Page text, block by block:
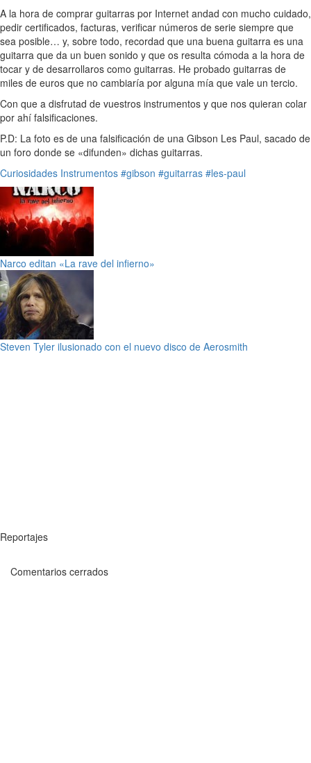
A la hora de comprar guitarras por Internet andad con mucho cuidado,
pedir certificados, facturas, verificar números de serie siempre que
sea posible… y, sobre todo, recordad que una buena guitarra es una
guitarra que da un buen sonido y que os resulta cómoda a la hora de
tocar y de desarrollaros como guitarras. He probado guitarras de
miles de euros que no cambiaría por alguna mía que vale un tercio.
Con que a disfrutad de vuestros instrumentos y que nos quieran colar
por ahí falsificaciones.
P.D: La foto es de una falsificación de una Gibson Les Paul, sacado de
un foro donde se «difunden» dichas guitarras.
Curiosidades Instrumentos #gibson #guitarras #les-paul
Narco editan «La rave del infierno»
Steven Tyler ilusionado con el nuevo disco de Aerosmith
Reportajes
Comentarios cerrados